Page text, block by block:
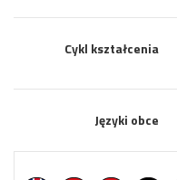
Cykl kształcenia
Języki obce